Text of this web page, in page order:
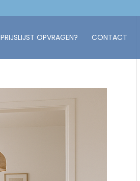
PRIJSLIJST OPVRAGEN? CONTACT